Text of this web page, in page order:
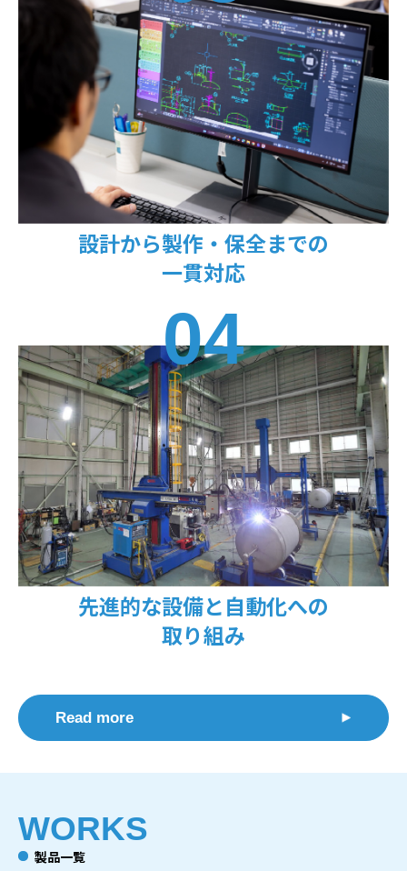
設計から製作・保全までの
一貫対応
04
先進的な設備と自動化への
取り組み
Read more
WORKS
製品一覧